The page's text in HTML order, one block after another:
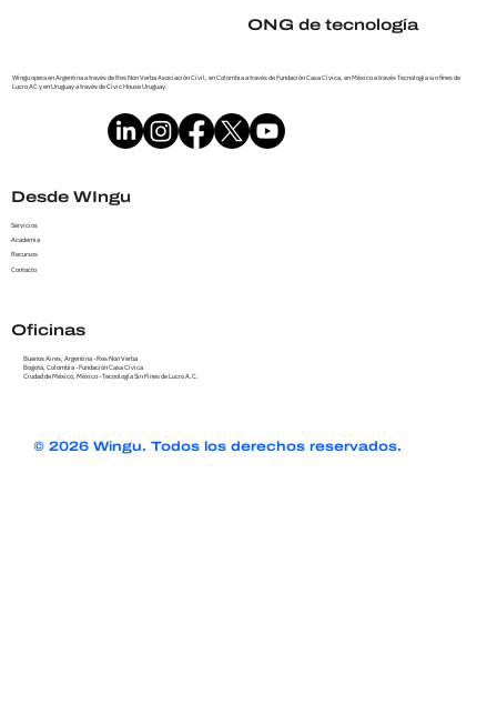
ONG de tecnología
Wingu opera en Argentina a través de Res Non Verba Asociación Civil, en Colombia a través de Fundación Casa Cívica, en México a través Tecnología sin fines de
Lucro AC y en Uruguay a través de Civic House Uruguay.
Desde WIngu
Servicios
Academia
Recursos
Contacto
Oficinas
Buenos Aires, Argentina - Res Non Verba
Bogotá, Colombia - Fundación Casa Cívica
Ciudad de México, México - Tecnología Sin Fines de Lucro A.C.
© 2026 Wingu. Todos los derechos reservados.